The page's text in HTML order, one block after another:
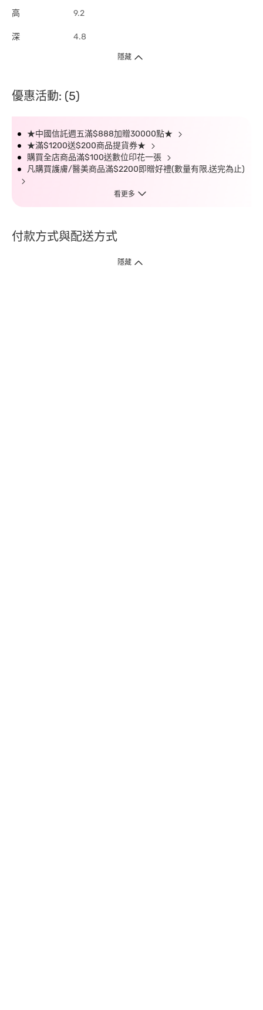
高 9.2
深 4.8
隱藏
優惠活動: (5)
★中國信託週五滿$888加贈30000點★
★滿$1200送$200商品提貨券★
購買全店商品滿$100送數位印花一張
凡購買護膚/醫美商品滿$2200即贈好禮(數量有限,送完為止)
看更多
付款方式與配送方式
隱藏